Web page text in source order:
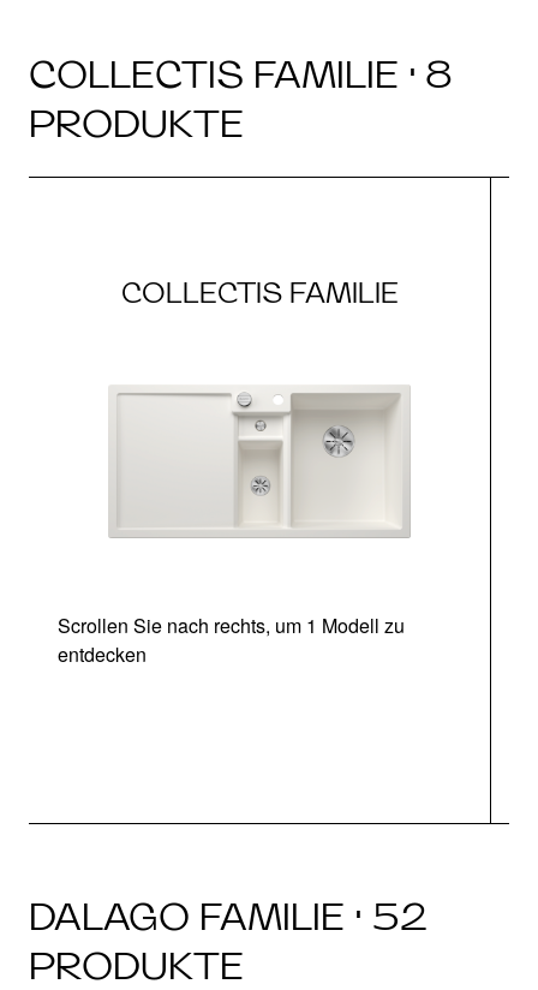
COLLECTIS FAMILIE · 8
PRODUKTE
COLLECTIS FAMILIE
Scrollen Sie nach rechts, um 1 Modell zu
entdecken
DALAGO FAMILIE · 52
PRODUKTE